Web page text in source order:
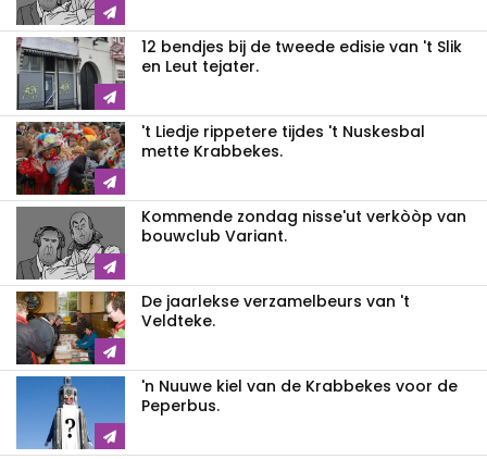
12 bendjes bij de tweede edisie van 't Slik
en Leut tejater.
't Liedje rippetere tijdes 't Nuskesbal
mette Krabbekes.
Kommende zondag nisse'ut verkòòp van
bouwclub Variant.
De jaarlekse verzamelbeurs van 't
Veldteke.
'n Nuuwe kiel van de Krabbekes voor de
Peperbus.